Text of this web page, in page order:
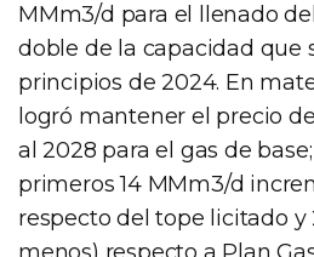
MMm3/d para el llenado
doble de la capacidad que
principios de 2024. En
logró mantener el precio
al 2028 para el gas de
primeros 14 MMm3/d
respecto del tope licitado y